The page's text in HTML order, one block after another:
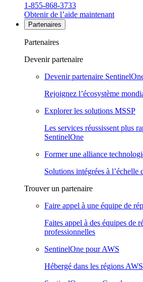
1-855-868-3733
Obtenir de l’aide maintenant
Partenaires
Partenaires
Devenir partenaire
Devenir partenaire
Rejoignez l’écosystème
Explorer les solutions MSSP
Les services réussissent plus
SentinelOne
Former une alliance
Solutions intégrées à l’échelle
Trouver un partenaire
Faire appel à une équipe de
Faites appel à des équipes de
professionnelles
SentinelOne pour AWS
Hébergé dans les régions